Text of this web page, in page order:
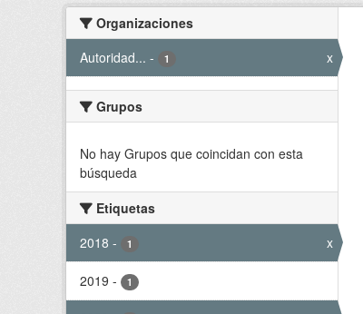
Organizaciones
Autoridad... - 1 x
Grupos
No hay Grupos que coincidan con esta
búsqueda
Etiquetas
2018 - 1 x
2019 - 1